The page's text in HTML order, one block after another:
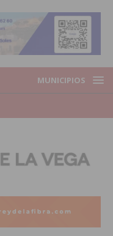
MUNICIPIOS